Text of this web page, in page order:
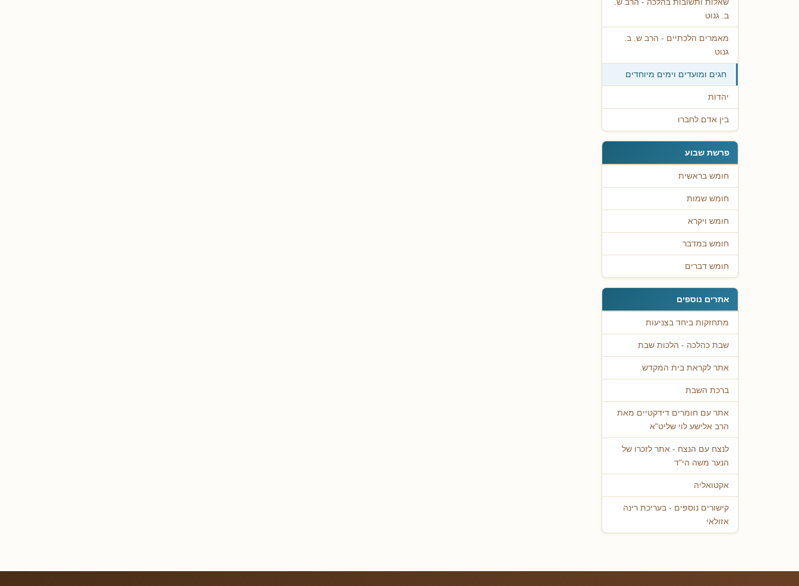
שאלות ותשובות בהלכה - הרב ש.
ב. גנוט
מאמרים הלכתיים - הרב ש. ב.
גנוט
חגים ומועדים וימים מיוחדים
יהדות
בין אדם לחברו
פרשת שבוע
חומש בראשית
חומש שמות
חומש ויקרא
חומש במדבר
חומש דברים
אתרים נוספים
מתחזקות ביחד בצניעות
שבת כהלכה - הלכות שבת
אתר לקראת בית המקדש
ברכת השבת
אתר עם חומרים דידקטיים מאת
הרב אלישע לוי שליט"א
לנצח עם הנצח - אתר לזכרו של
הנער משה הי"ד
אקטואליה
קישורים נוספים - בעריכת רינה
אזולאי